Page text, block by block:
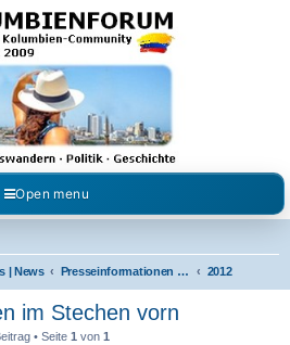
und Visum in Kolumbien und Venezuela.
im Kolumbienforum
Open menu
| News Presseinformationen & Neuigkeiten 2012
im Stechen vorn
• Seite 1 von 1